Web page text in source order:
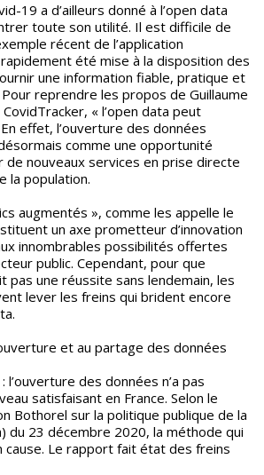
toute son utilité. Il est difficile de
récent de l’application
été mise à la disposition des
une information fiable, pratique et
reprendre les propos de Guillaume
« l’open data peut
effet, l’ouverture des données
comme une opportunité
nouveaux services en prise directe
la population.
augmentés », comme les appelle le
un axe prometteur d’innovation
innombrables possibilités offertes
public. Cependant, pour que
pas une réussite sans lendemain, les
lever les freins qui brident encore
et au partage des données
l’ouverture des données n’a pas
satisfaisant en France. Selon le
Bothorel sur la politique publique de la
du 23 décembre 2020, la méthode qui
cause. Le rapport fait état des freins